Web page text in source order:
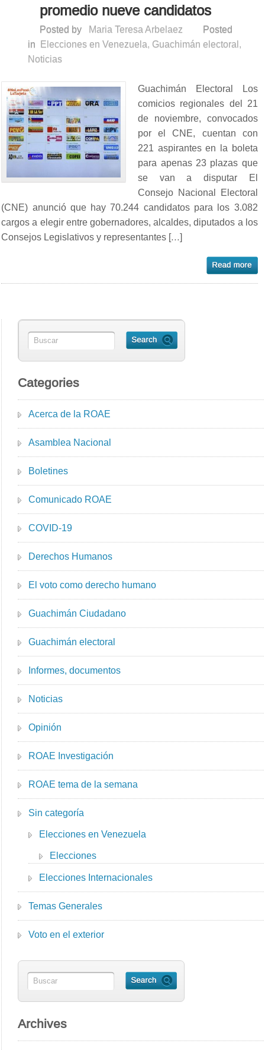
promedio nueve candidatos
Posted by Maria Teresa Arbelaez
Posted
in
Elecciones en Venezuela, Guachimán electoral ,
Noticias
Guachimán Electoral Los
comicios regionales del 21
de noviembre, convocados
por el CNE, cuentan con
221 aspirantes en la boleta
para apenas 23 plazas que
se van a disputar El
Consejo Nacional Electoral
(CNE) anunció que hay 70.244 candidatos para los 3.082
cargos a elegir entre gobernadores, alcaldes, diputados a los
Consejos Legislativos y representantes […]
Categories
Acerca de la ROAE
Asamblea Nacional
Boletines
Comunicado ROAE
COVID-19
Derechos Humanos
El voto como derecho humano
Guachimán Ciudadano
Guachimán electoral
Informes, documentos
Noticias
Opinión
ROAE Investigación
ROAE tema de la semana
Sin categoría
Elecciones en Venezuela
Elecciones
Elecciones Internacionales
Temas Generales
Voto en el exterior
Archives